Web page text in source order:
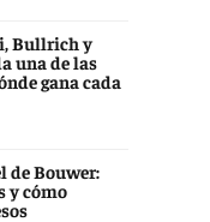
Bullrich y
una de las
gana cada
de Bouwer:
y cómo